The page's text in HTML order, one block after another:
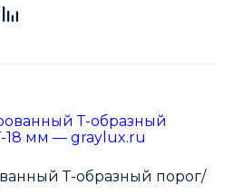
Т-образный порог/